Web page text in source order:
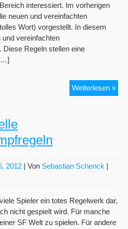
interessiert. Im vorherigen
neuen und vereinfachten
Wort) vorgestellt. In diesem
vereinfachten
Diese Regeln stellen eine
Weiterlesen »
2012 | Von Sebastian Schenck |
Spieler ein totes Regelwerk dar,
nicht gespielt wird. Für manche
SF Welt zu spielen. Für andere